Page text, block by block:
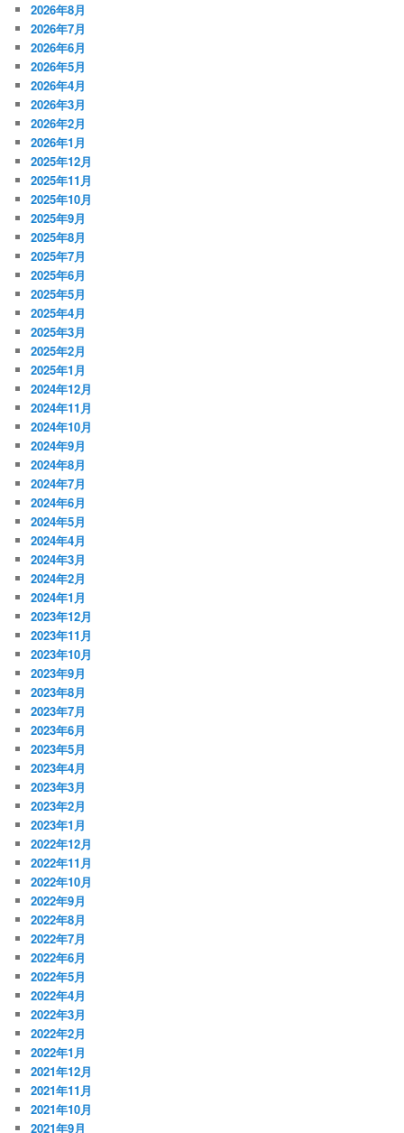
2026年8月
2026年7月
2026年6月
2026年5月
2026年4月
2026年3月
2026年2月
2026年1月
2025年12月
2025年11月
2025年10月
2025年9月
2025年8月
2025年7月
2025年6月
2025年5月
2025年4月
2025年3月
2025年2月
2025年1月
2024年12月
2024年11月
2024年10月
2024年9月
2024年8月
2024年7月
2024年6月
2024年5月
2024年4月
2024年3月
2024年2月
2024年1月
2023年12月
2023年11月
2023年10月
2023年9月
2023年8月
2023年7月
2023年6月
2023年5月
2023年4月
2023年3月
2023年2月
2023年1月
2022年12月
2022年11月
2022年10月
2022年9月
2022年8月
2022年7月
2022年6月
2022年5月
2022年4月
2022年3月
2022年2月
2022年1月
2021年12月
2021年11月
2021年10月
2021年9月